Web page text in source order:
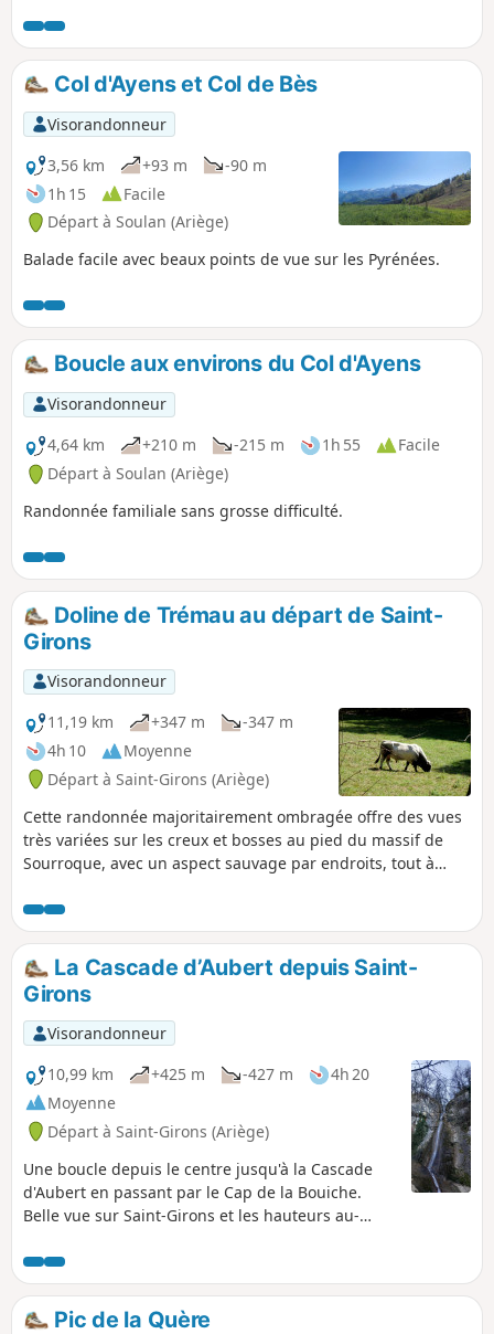
Col d'Ayens et Col de Bès
Visorandonneur
3,56 km
+93 m
-90 m
1h 15
Facile
Départ à Soulan (Ariège)
Balade facile avec beaux points de vue sur les Pyrénées.
Boucle aux environs du Col d'Ayens
Visorandonneur
4,64 km
+210 m -215 m 1h 55
Facile
Départ à Soulan (Ariège)
Randonnée familiale sans grosse difficulté.
Doline de Trémau au départ de Saint-
Girons
Visorandonneur
11,19 km
+347 m
-347 m
4h 10
Moyenne
Départ à Saint-Girons (Ariège)
Cette randonnée majoritairement ombragée offre des vues
très variées sur les creux et bosses au pied du massif de
Sourroque, avec un aspect sauvage par endroits, tout à
La Cascade d’Aubert depuis Saint-
Girons
Visorandonneur
10,99 km
+425 m -427 m
4h 20
Moyenne
Départ à Saint-Girons (Ariège)
Une boucle depuis le centre jusqu'à la Cascade
d'Aubert en passant par le Cap de la Bouiche.
Belle vue sur Saint-Girons et les hauteurs au-
Pic de la Quère